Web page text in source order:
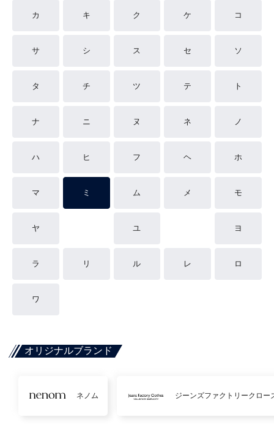
カ キ ク ケ コ
サ シ ス セ ソ
タ チ ツ テ ト
ナ ニ ヌ ネ ノ
ハ ヒ フ ヘ ホ
マ ミ ム メ モ
ヤ ユ ヨ
ラ リ ル レ ロ
ワ
オリジナルブランド
ネノム ジーンズファクトリークロー